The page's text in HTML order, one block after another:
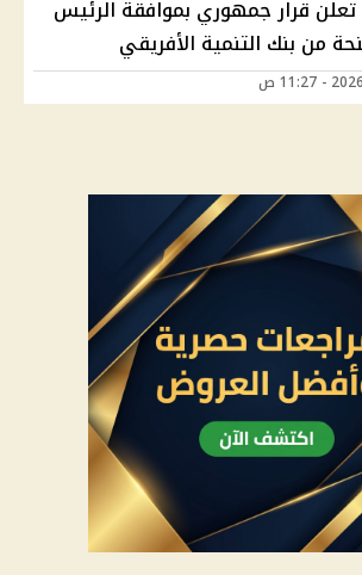
تعلن قرار جمهوري بموافقة الرئيس
من بنك التنمية الأفريقي